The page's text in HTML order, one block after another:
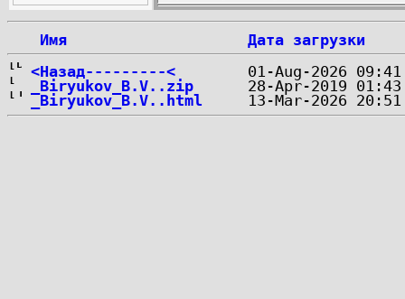
Имя
Дата загрузки
<Назад---------<
_Biryukov_B.V..zip
_Biryukov_B.V..html